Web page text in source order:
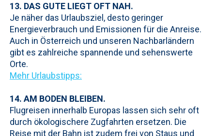
13. DAS GUTE LIEGT OFT NAH.
Je näher das Urlaubsziel, desto geringer
Energieverbrauch und Emissionen für die Anreise.
Auch in Österreich und unseren Nachbarländern
gibt es zahlreiche spannende und sehenswerte
Orte.
Mehr Urlaubstipps:
14. AM BODEN BLEIBEN.
Flugreisen innerhalb Europas lassen sich sehr oft
durch ökologischere Zugfahrten ersetzen. Die
Reise mit der Bahn ist zudem frei von Staus und